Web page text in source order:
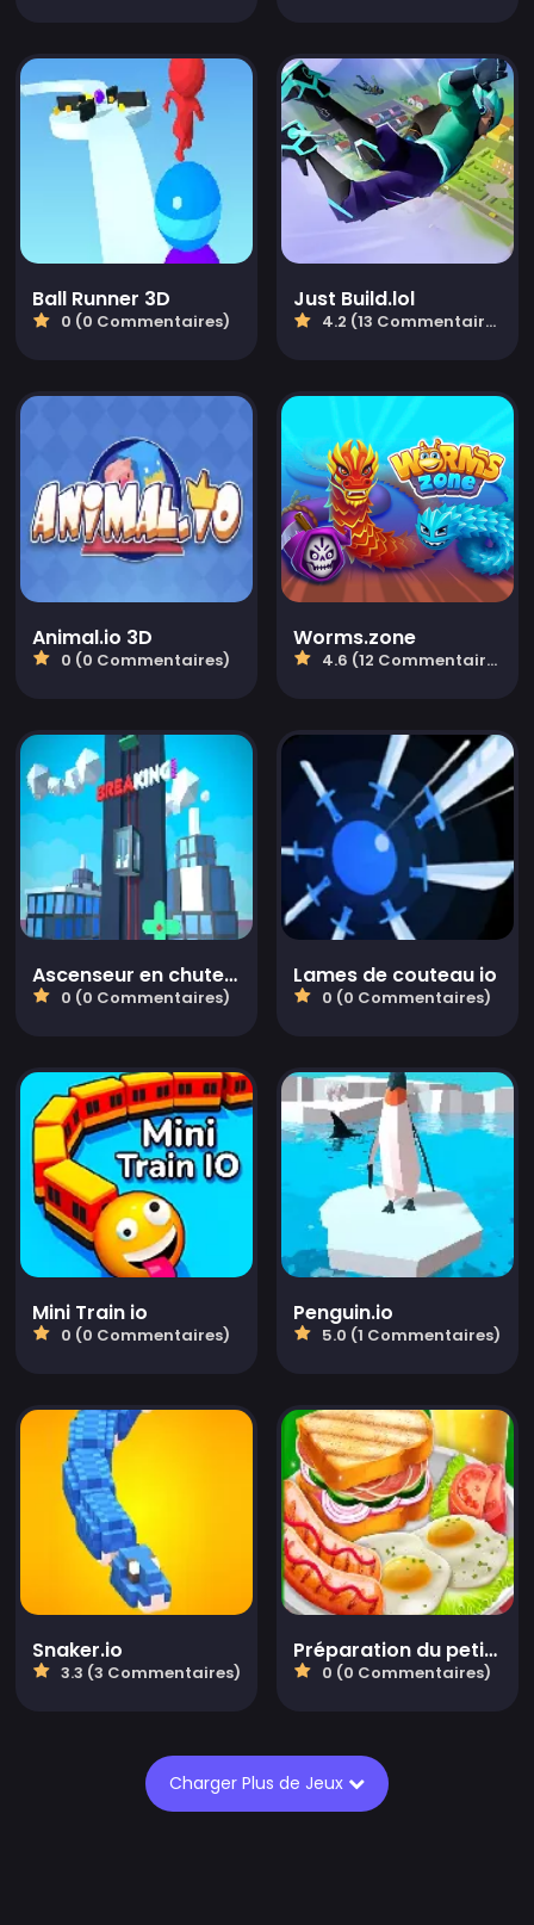
Ball Runner 3D
0 (0 Commentaires)
Just Build.lol
4.2 (13 Commentaires)
Animal.io 3D
0 (0 Commentaires)
Worms.zone
4.6 (12 Commentaires)
Ascenseur en chute libre
0 (0 Commentaires)
Lames de couteau io
0 (0 Commentaires)
Mini Train io
0 (0 Commentaires)
Penguin.io
5.0 (1 Commentaires)
Snaker.io
3.3 (3 Commentaires)
Préparation du petit-déjeuner 3D
0 (0 Commentaires)
Charger Plus de Jeux